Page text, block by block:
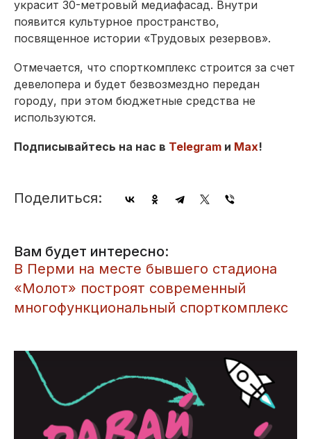
украсит 30-метровый медиафасад. Внутри
появится культурное пространство,
посвященное истории «Трудовых резервов».
Отмечается, что спорткомплекс строится за счет
девелопера и будет безвозмездно передан
городу, при этом бюджетные средства не
используются.
Подписывайтесь на нас в Telegram и Max!
Поделиться:
Вам будет интересно:
​В Перми на месте бывшего стадиона
«Молот» построят современный
многофункциональный спорткомплекс